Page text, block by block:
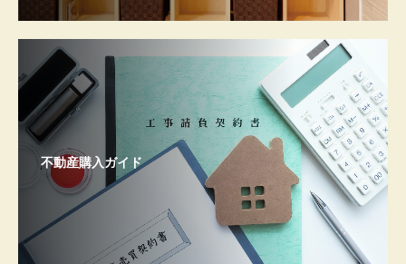
不動産購入ガイド